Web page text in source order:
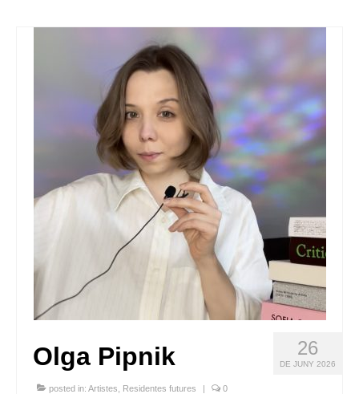
26
DE JUNY 2026
Olga Pipnik
posted in: Artistes Residentes futures | 0